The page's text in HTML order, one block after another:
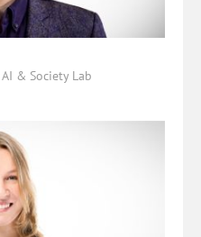
& Society Lab